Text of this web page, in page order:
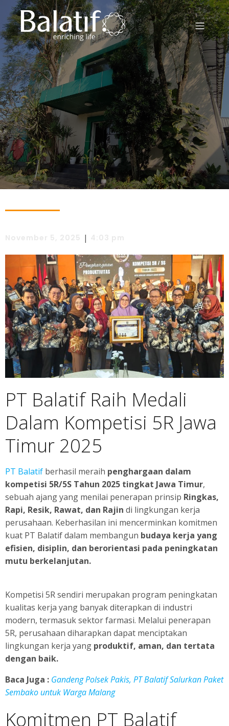
|
PT Balatif Raih Medali
Dalam Kompetisi 5R Jawa
Timur 2025
PT Balatif berhasil meraih penghargaan dalam
kompetisi 5R/5S Tahun 2025 tingkat Jawa Timur,
sebuah ajang yang menilai penerapan prinsip Ringkas,
Rapi, Resik, Rawat, dan Rajin di lingkungan kerja
perusahaan. Keberhasilan ini mencerminkan komitmen
kuat PT Balatif dalam membangun budaya kerja yang
efisien, disiplin, dan berorientasi pada peningkatan
mutu berkelanjutan.
Kompetisi 5R sendiri merupakan program peningkatan
kualitas kerja yang banyak diterapkan di industri
modern, termasuk sektor farmasi. Melalui penerapan
5R, perusahaan diharapkan dapat menciptakan
lingkungan kerja yang produktif, aman, dan tertata
dengan baik.
Baca Juga : Gandeng Polsek Pakis, PT Balatif Salurkan Paket
Sembako untuk Warga Malang
Komitmen PT Balatif